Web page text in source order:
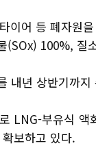
이어 등 폐자원
(SOx) 100%, 질
내년 상반기까
LNG-부유식 액
보하고 있다.